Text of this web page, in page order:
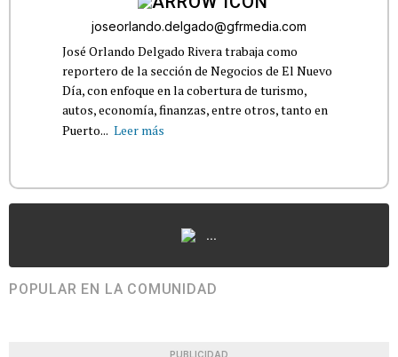
joseorlando.delgado@gfrmedia.com
José Orlando Delgado Rivera trabaja como
reportero de la sección de Negocios de El Nuevo
Día, con enfoque en la cobertura de turismo,
autos, economía, finanzas, entre otros, tanto en
Puerto... Leer más
...
POPULAR EN LA COMUNIDAD
PUBLICIDAD